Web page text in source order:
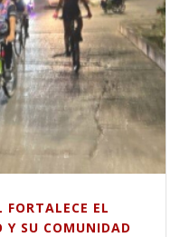
EL
SU COMUNIDAD